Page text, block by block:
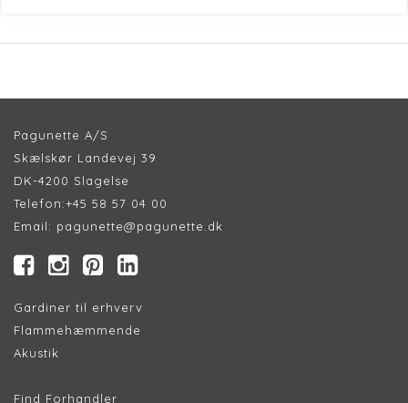
Pagunette A/S
Skælskør Landevej 39
DK-4200 Slagelse
Telefon:+45 58 57 04 00
Email: pagunette@pagunette.dk
Gardiner til erhverv
Flammehæmmende
Akustik
Find Forhandler